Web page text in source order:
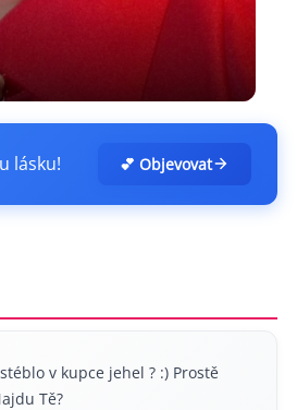
lásku! 💕 Objevovat
v kupce jehel ? :) Prostě
Tě?